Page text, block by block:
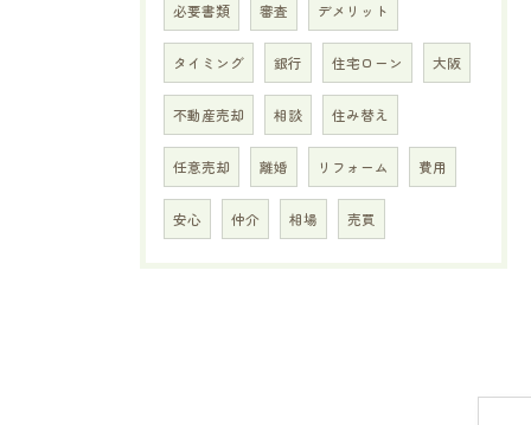
必要書類 審査 デメリット
タイミング 銀行 住宅ローン 大阪
不動産売却 相談 住み替え
任意売却 離婚 リフォーム 費用
安心 仲介 相場 売買